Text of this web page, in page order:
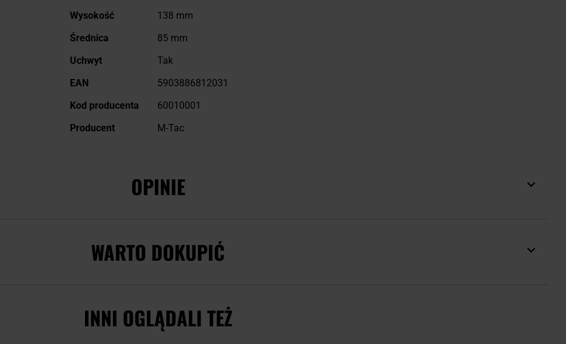
Wysokość
138 mm
Średnica
85 mm
Uchwyt
Tak
EAN
5903886812031
Kod producenta
60010001
Producent
M-Tac
OPINIE
WARTO DOKUPIĆ
INNI OGLĄDALI TEŻ